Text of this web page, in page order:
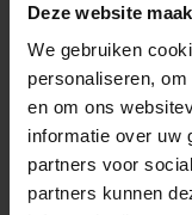
Deze website
We gebruiken
personaliseren,
en om ons
informatie over uw
partners voor
partners kunnen
Sets fallen
uns nicht
Manchmal
zurückgeben.